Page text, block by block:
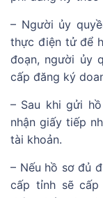
– Người ủy
thực điện tử để
đoạn, người ủy
cấp đăng ký
– Sau khi gửi
nhận giấy tiếp
tài khoản.
– Nếu hồ sơ đủ
cấp tỉnh sẽ